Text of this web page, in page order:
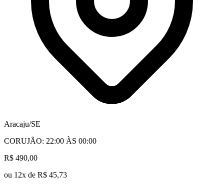
Aracaju/SE
CORUJÃO: 22:00 ÀS 00:00
R$ 490,00
ou 12x de R$ 45,73